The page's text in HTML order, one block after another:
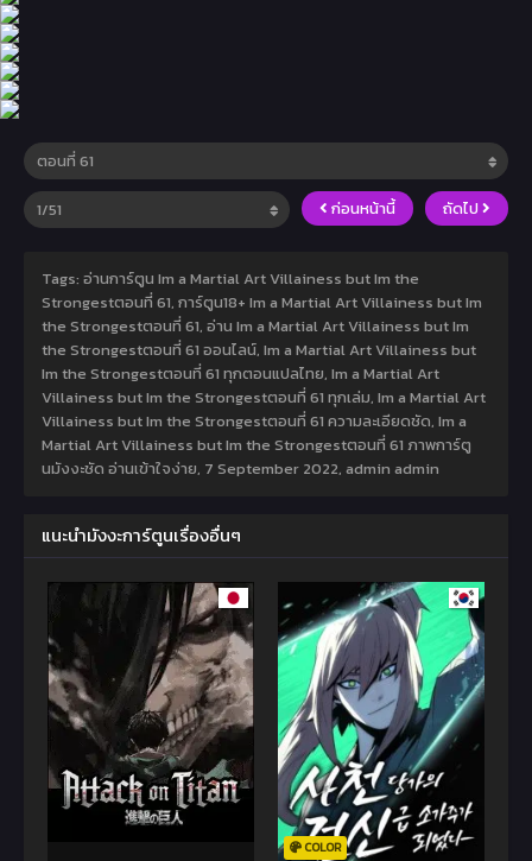
ก่อนหน้านี้ ถัดไป
Tags: อ่านการ์ตูน Im a Martial Art Villainess but Im the
Strongestตอนที่ 61, การ์ตูน18+ Im a Martial Art Villainess but Im
the Strongestตอนที่ 61, อ่าน Im a Martial Art Villainess but Im
the Strongestตอนที่ 61 ออนไลน์, Im a Martial Art Villainess but
Im the Strongestตอนที่ 61 ทุกตอนแปลไทย, Im a Martial Art
Villainess but Im the Strongestตอนที่ 61 ทุกเล่ม, Im a Martial Art
Villainess but Im the Strongestตอนที่ 61 ความละเอียดชัด, Im a
Martial Art Villainess but Im the Strongestตอนที่ 61 ภาพการ์ตู
นมังงะชัด อ่านเข้าใจง่าย, 7 September 2022, admin admin
แนะนำมังงะการ์ตูนเรื่องอื่นๆ
COLOR